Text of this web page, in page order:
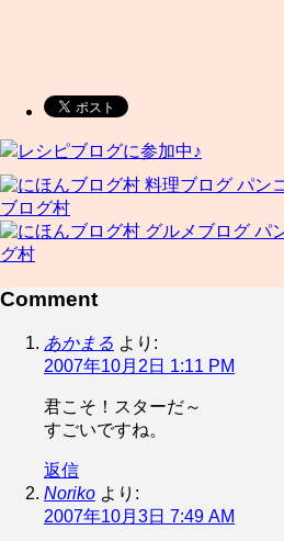
レシピブログに参加中♪
ブログ村
グ村
Comment
あかまる より:
2007年10月2日 1:11 PM
君こそ！スターだ～
すごいですね。
返信
Noriko より:
2007年10月3日 7:49 AM